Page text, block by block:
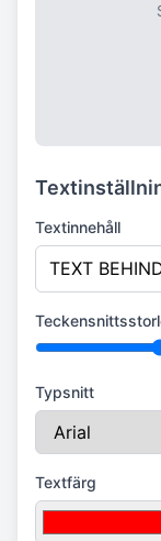
Textinnehåll
Typsnitt
Textfärg